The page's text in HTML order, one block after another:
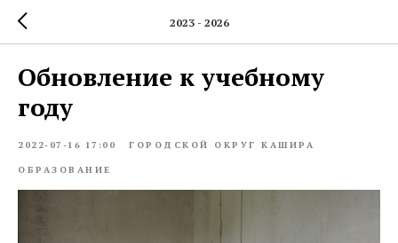
2023 - 2026
Обновление к учебному
году
2022-07-16 17:00 ГОРОДСКОЙ ОКРУГ КАШИРА
ОБРАЗОВАНИЕ